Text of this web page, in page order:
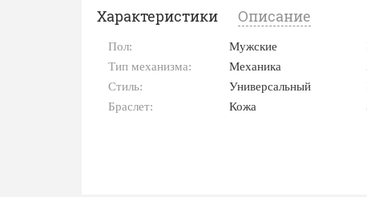
Характеристики Описание
Пол: Мужские
Тип механизма:
Механика
Стиль:
Универсальный
Браслет:
Кожа